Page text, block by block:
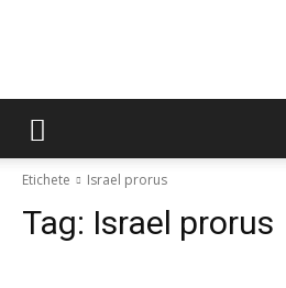
Etichete Israel prorus
Tag: Israel prorus